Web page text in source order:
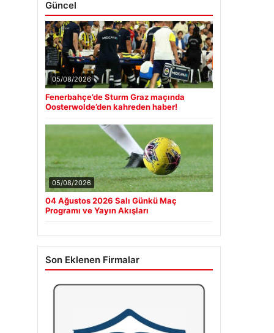
Güncel
05/08/2026
Fenerbahçe’de Sturm Graz maçında
Oosterwolde’den kahreden haber!
05/08/2026
04 Ağustos 2026 Salı Günkü Maç
Programı ve Yayın Akışları
Son Eklenen Firmalar